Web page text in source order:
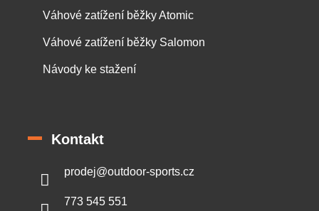
Váhové zatížení běžky Atomic
Váhové zatížení běžky Salomon
Návody ke stažení
Kontakt
prodej@outdoor-sports.cz
773 545 551